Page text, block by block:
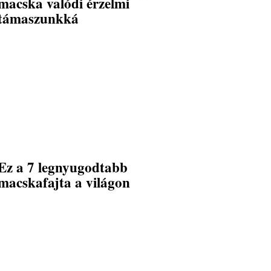
a 7 legnyugodtabb
a világon